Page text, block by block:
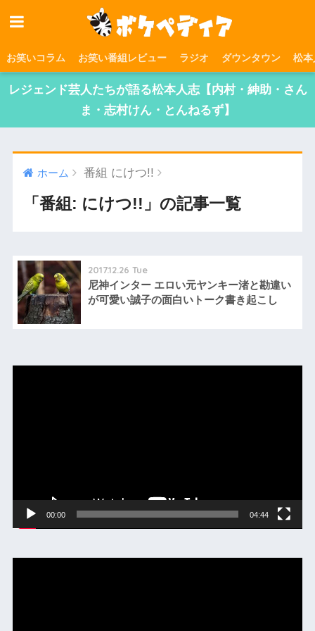
お笑いコラム お笑い番組レビュー ラジオ ダウンタウン 松本
レジェンド芸人たちが語る松本人志【内村・紳助・さん
ま・志村けん・とんねるず】
ホーム 番組 にけつ!!
「番組: にけつ!!」の記事一覧
2017.12.26 Tue
尼神インター エロい元ヤンキー渚と勘違い
が可愛い誠子の面白いトーク書き起こし
ー
00:00 04:44